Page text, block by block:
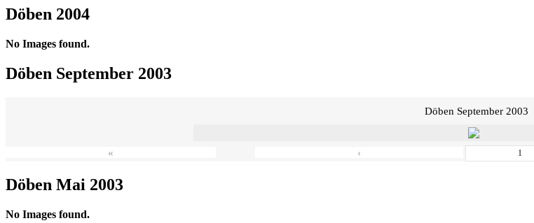
Döben 2004
No Images found.
Döben September 2003
Döben September 2003
« ‹
Döben Mai 2003
No Images found.